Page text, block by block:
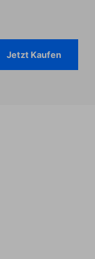
Jetzt Kaufen